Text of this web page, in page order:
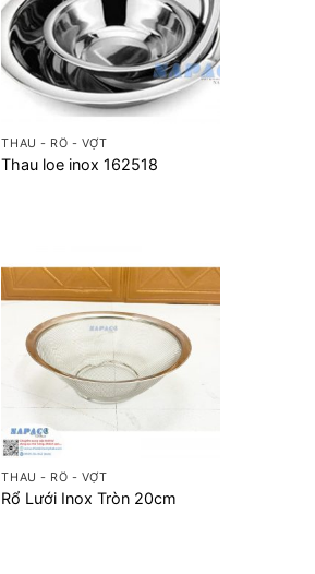
THAU - RỔ - VỢT
Thau loe inox 162518
+
THAU - RỔ - VỢT
Rổ Lưới Inox Tròn 20cm